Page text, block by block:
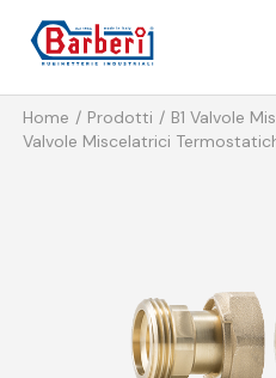
Home Prodotti
B1 Valvole
Valvole Miscelatrici